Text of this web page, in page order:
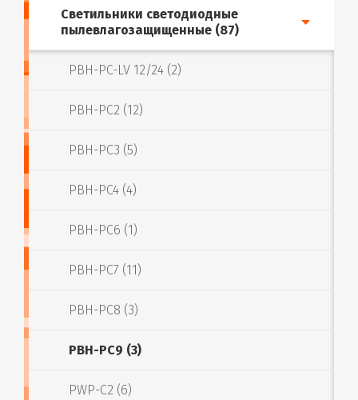
Светильники светодиодные
пылевлагозащищенные (87)
PBH-PC-LV 12/24 (2)
PBH-PC2 (12)
PBH-PC3 (5)
PBH-PC4 (4)
PBH-PC6 (1)
PBH-PC7 (11)
PBH-PC8 (3)
PBH-PC9 (3)
PWP-C2 (6)